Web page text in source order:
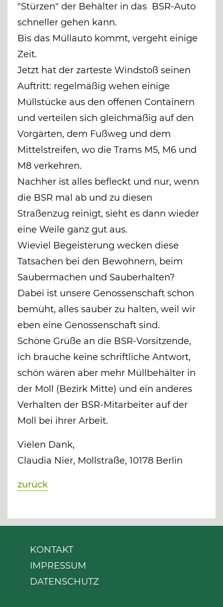
"Stürzen" der Behälter in das BSR-Auto
schneller gehen kann.
Bis das Müllauto kommt, vergeht einige
Zeit.
Jetzt hat der zarteste Windstoß seinen
Auftritt: regelmäßig wehen einige
Müllstücke aus den offenen Containern
und verteilen sich gleichmäßig auf den
Vorgärten, dem Fußweg und dem
Mittelstreifen, wo die Trams M5, M6 und
M8 verkehren.
Nachher ist alles befleckt und nur, wenn
die BSR mal ab und zu diesen
Straßenzug reinigt, sieht es dann wieder
eine Weile ganz gut aus.
Wieviel Begeisterung wecken diese
Tatsachen bei den Bewohnern, beim
Saubermachen und Sauberhalten?
Dabei ist unsere Genossenschaft schon
bemüht, alles sauber zu halten, weil wir
eben eine Genossenschaft sind.
Schöne Grüße an die BSR-Vorsitzende,
ich brauche keine schriftliche Antwort,
schön wären aber mehr Müllbehälter in
der Moll (Bezirk Mitte) und ein anderes
Verhalten der BSR-Mitarbeiter auf der
Moll bei ihrer Arbeit.
Vielen Dank,
Claudia Nier, Mollstraße, 10178 Berlin
zurück
KONTAKT
IMPRESSUM
DATENSCHUTZ